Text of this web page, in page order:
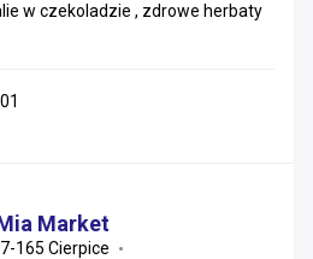
w czekoladzie , zdrowe herbaty
Market
165 Cierpice